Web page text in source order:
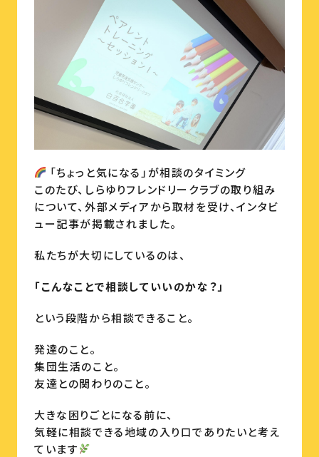
「ちょっと気になる」が相談のタイミング
このたび、しらゆりフレンドリークラブの取り組み
について、外部メディアから取材を受け、インタビ
ュー記事が掲載されました。
私たちが大切にしているのは、
「こんなことで相談していいのかな？」
という段階から相談できること。
発達のこと。
集団生活のこと。
友達との関わりのこと。
大きな困りごとになる前に、
気軽に相談できる地域の入り口でありたいと考え
ています